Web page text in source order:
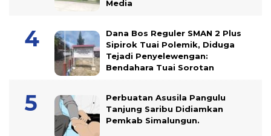
Media
Dana Bos Reguler SMAN 2 Plus
Sipirok Tuai Polemik, Diduga
Tejadi Penyelewengan:
Bendahara Tuai Sorotan
Perbuatan Asusila Pangulu
Tanjung Saribu Didiamkan
Pemkab Simalungun.